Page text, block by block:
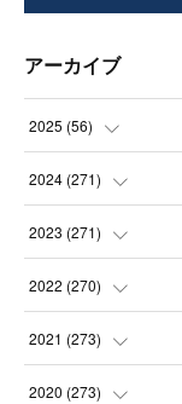
アーカイブ
2025 (56)
(14
(21
(21
2024 (271)
(21
(22
(23
(22
2023 (271)
(22
(23
(23
2022 (270)
(23
(23
2021 (273)
(24
2020 (273)